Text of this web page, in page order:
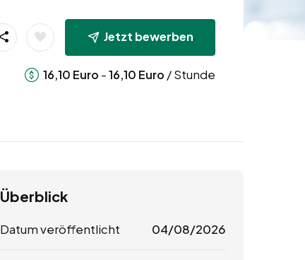
Jetzt bewerben
16,10 Euro -16,10 Euro / Stunde
Überblick
Datum veröffentlicht 04/08/2026